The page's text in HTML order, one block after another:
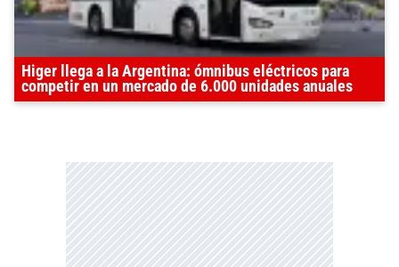
Higer llega a la Argentina: ómnibus eléctricos para
competir en un mercado de 6.000 unidades anuales